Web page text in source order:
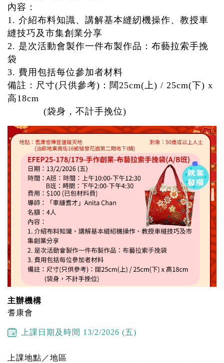
內容：
1. 介紹布料知識、講解基本縫紉機操作、教授車
縫技巧及市集創業分享
2. 是次活動會製作一件布製作品：布藝拉索手挽
袋
3. 費用包括每位參加者材料
備註：尺寸(只供參考)：闊25cm(上) / 25cm(下) x
高18cm
(袋身，不計手挽位)
主辦機構
耆康會
上課日期及時間 13/2/2026 (五)
上課地點／地區